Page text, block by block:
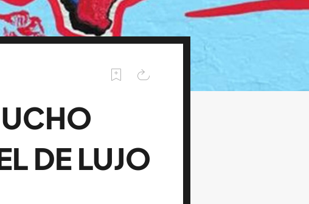
DE LUJO